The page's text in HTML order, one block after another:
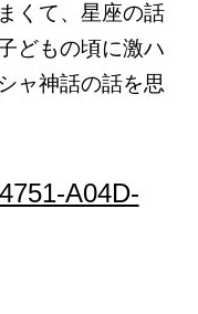
くて、星座の話
どもの頃に激ハ
ャ神話の話を思
A04D-